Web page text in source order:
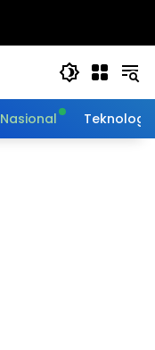
Nasional Teknologi